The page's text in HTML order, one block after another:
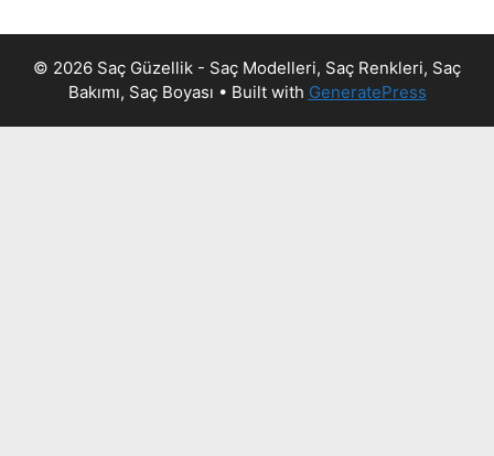
© 2026 Saç Güzellik - Saç Modelleri, Saç Renkleri, Saç
Bakımı, Saç Boyası • Built with GeneratePress